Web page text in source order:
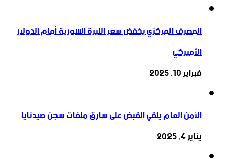
المصرف المركزي يخفض سعر الليرة السورية أمام الدولار
الأميركي
فبراير 10, 2025
الأمن العام يلقي القبض على سارق ملفات سجن صيدنايا
يناير 4, 2025